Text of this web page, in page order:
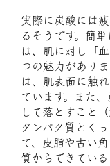
実際に炭酸には
るそうです。簡
は、肌に対し「
つの魅力があり
は、肌表面に触
ています。また
して落とすこと
タンパク質とく
て、皮脂や古い
質からできてい